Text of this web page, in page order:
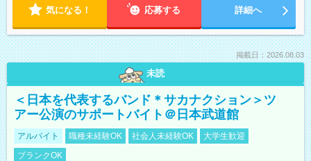
気になる！ 応募する 詳細へ
掲載日：2026.08.03
未読
＜日本を代表するバンド＊サカナクション＞ツ
アー公演のサポートバイト＠日本武道館
アルバイト 職種未経験OK 社会人未経験OK
大学生歓迎
ブランクOK